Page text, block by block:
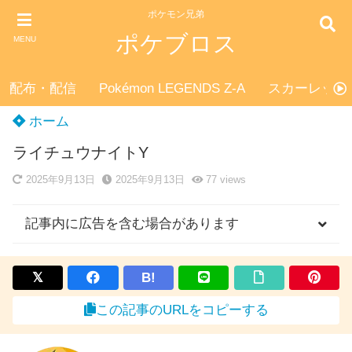
MENU
ポケモン兄弟
ポケブロス
配布・配信 Pokémon LEGENDS Z-A スカーレッ
ホーム
ライチュウナイトY
2025年9月13日 2025年9月13日 77 views
記事内に広告を含む場合があります
B!
この記事のURLをコピーする